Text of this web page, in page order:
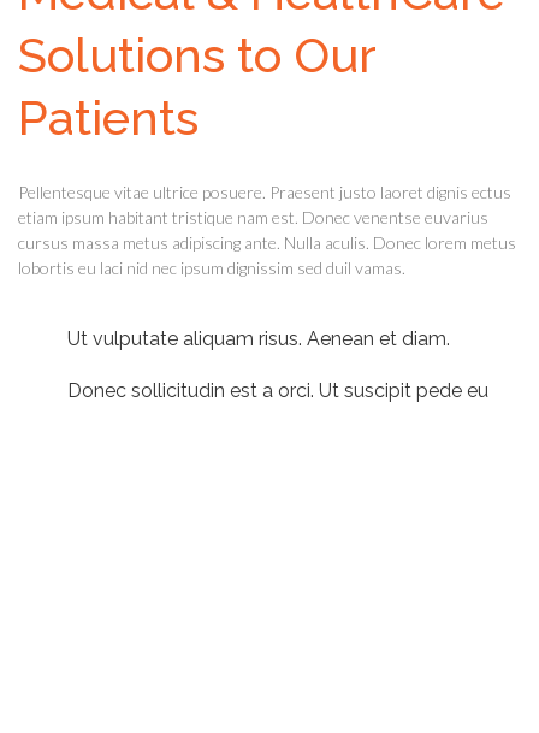
Solutions to Our
Patients
Pellentesque vitae ultrice posuere. Praesent justo laoret dignis ectus
etiam ipsum habitant tristique nam est. Donec venentse euvarius
cursus massa metus adipiscing ante. Nulla aculis. Donec lorem metus
lobortis eu laci nid nec ipsum dignissim sed duil vamas.
Ut vulputate aliquam risus. Aenean et diam.
Donec sollicitudin est a orci. Ut suscipit pede eu